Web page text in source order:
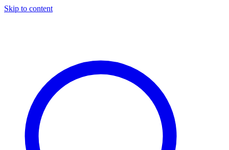
Skip to content